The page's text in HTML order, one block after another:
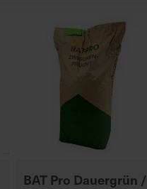
BAT Pro Dauergrün /